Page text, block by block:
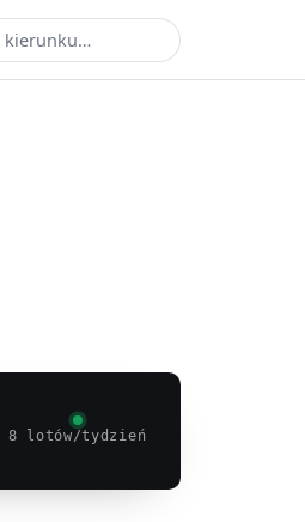
8 lotów/tydzień